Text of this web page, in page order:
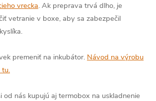
vrecka. Ak preprava trvá dlho, je
vetranie v boxe, aby sa zabezpečil
premeniť na inkubátor. Návod na výrobu
tu.
od nás kupujú aj termobox na uskladnenie